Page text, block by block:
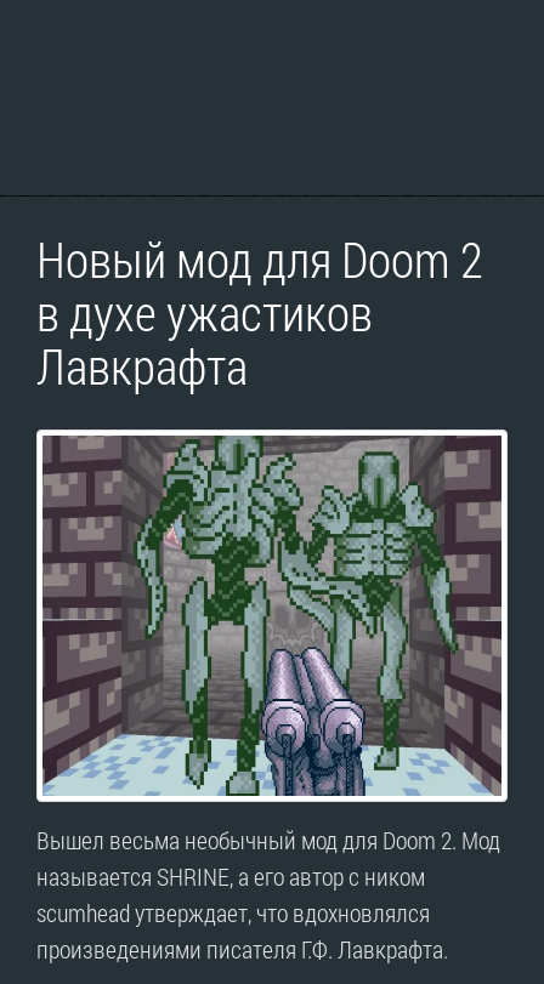
Новый мод для Doom 2
в духе ужастиков
Лавкрафта
Вышел весьма необычный мод для Doom 2. Мод
называется SHRINE, а его автор с ником
scumhead утверждает, что вдохновлялся
произведениями писателя Г.Ф. Лавкрафта.